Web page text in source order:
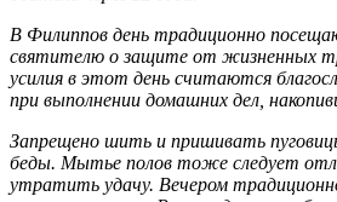
В Филиппов день традиционно
святителю о защите от жизненных
усилия в этот день считаются
при выполнении домашних дел,
Запрещено шить и пришивать
беды. Мытье полов тоже следует
утратить удачу. Вечером